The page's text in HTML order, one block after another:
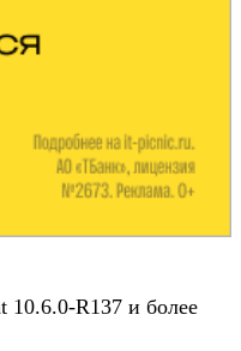
10.6.0-R137 и более